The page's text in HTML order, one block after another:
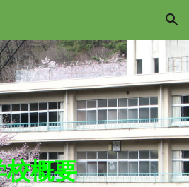
Skip to navigation
校概要